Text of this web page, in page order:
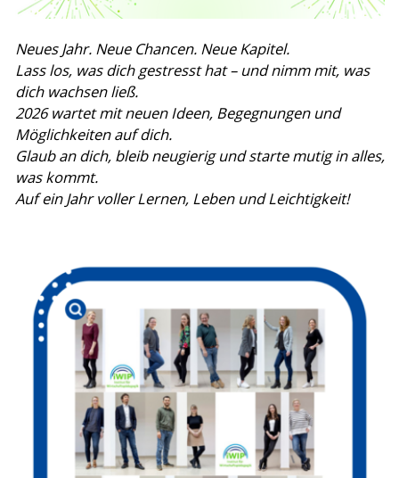
Neues Jahr. Neue Chancen. Neue Kapitel.
Lass los, was dich gestresst hat – und nimm mit, was
dich wachsen ließ.
2026 wartet mit neuen Ideen, Begegnungen und
Möglichkeiten auf dich.
Glaub an dich, bleib neugierig und starte mutig in alles,
was kommt.
Auf ein Jahr voller Lernen, Leben und Leichtigkeit!